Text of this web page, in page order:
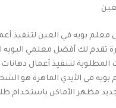
معلم بويه في العين لتنفيذ
تقدم لك أفضل معلمي البويه
المطلوبة لتنفيذ أعمال
في الأيدي الماهرة هو
مظهر الأماكن باستخدام